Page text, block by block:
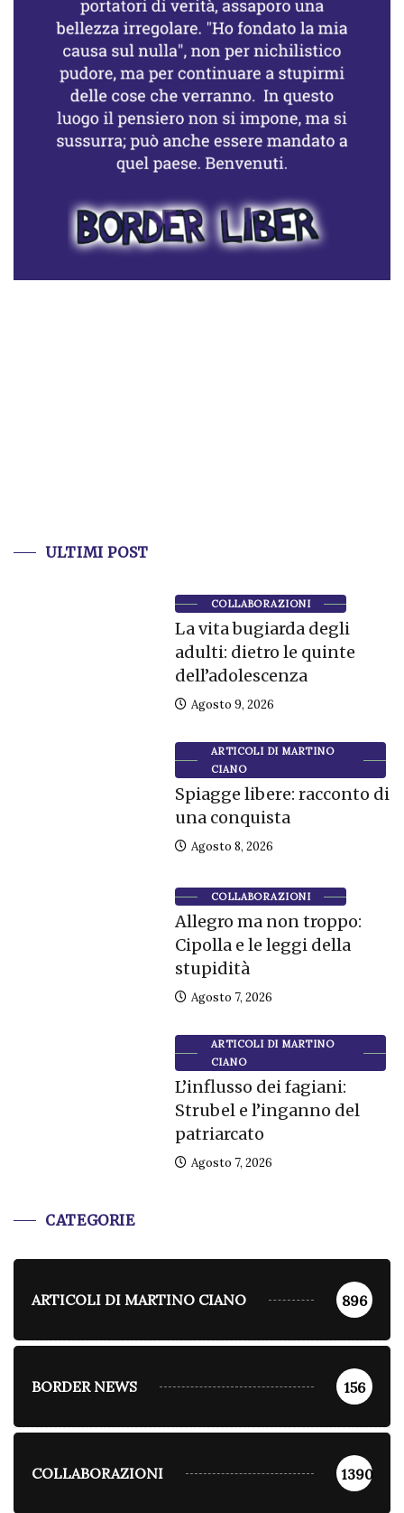
ULTIMI POST
COLLABORAZIONI
La vita bugiarda degli
adulti: dietro le quinte
dell’adolescenza
Agosto 9, 2026
ARTICOLI DI MARTINO
CIANO
Spiagge libere: racconto di
una conquista
Agosto 8, 2026
COLLABORAZIONI
Allegro ma non troppo:
Cipolla e le leggi della
stupidità
Agosto 7, 2026
ARTICOLI DI MARTINO
CIANO
L’influsso dei fagiani:
Strubel e l’inganno del
patriarcato
Agosto 7, 2026
CATEGORIE
ARTICOLI DI MARTINO CIANO 896
BORDER NEWS 156
COLLABORAZIONI 1390